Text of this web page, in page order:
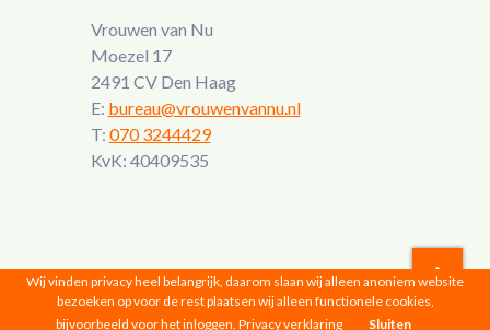
Vrouwen van Nu
Moezel 17
2491 CV Den Haag
E: bureau@vrouwenvannu.nl
T: 070 3244429
KvK: 40409535
Vrouwen van Nu © 2026 |Privacyverklaring
Wij vinden privacy heel belangrijk, daarom slaan wij alleen anoniem website
bezoeken op voor de rest plaatsen wij alleen functionele cookies,
bijvoorbeeld voor het inloggen. Privacy verklaring Sluiten